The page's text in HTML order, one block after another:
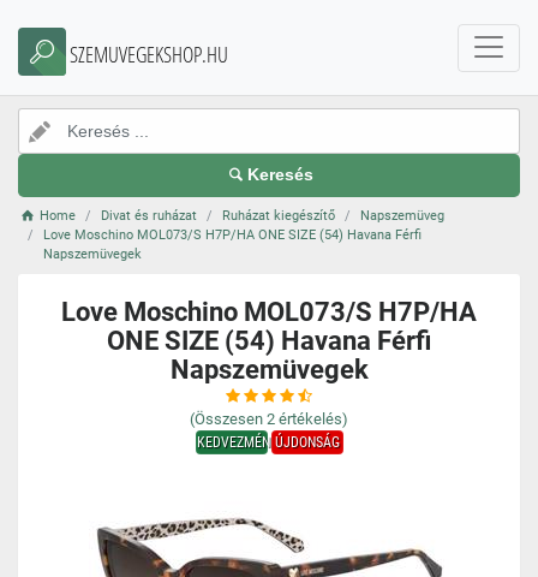
SZEMUVEGEKSHOP.HU
Keresés
Home Divat és ruházat Ruházat kiegészítő
Napszemüveg
Love Moschino MOL073/S H7P/HA ONE SIZE (54) Havana Férfi
Napszemüvegek
Love Moschino MOL073/S H7P/HA
ONE SIZE (54) Havana Férfi
Napszemüvegek
(Összesen 2 értékelés)
KEDVEZMÉNYÚJDONSÁG